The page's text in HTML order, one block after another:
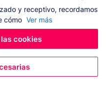
y receptivo, recordamos
cómo Ver más
cookies